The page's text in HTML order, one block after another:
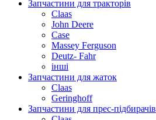
Запчастини для тракторів
Claas
John Deere
Case
Massey Ferguson
Deutz- Fahr
інші
Запчастини для жаток
Claas
Geringhoff
Запчастини для прес-підбирачів